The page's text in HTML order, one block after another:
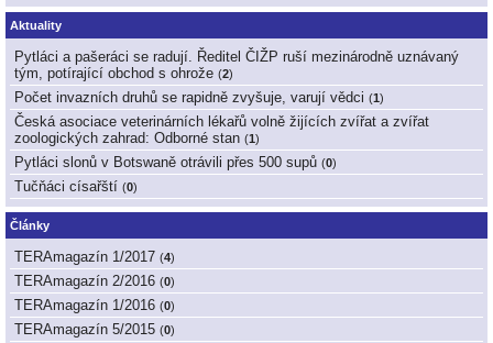
Aktuality
Pytláci a pašeráci se radují. Ředitel ČIŽP ruší mezinárodně uznávaný
tým, potírající obchod s ohrože (2)
Počet invazních druhů se rapidně zvyšuje, varují vědci (1 )
Česká asociace veterinárních lékařů volně žijících zvířat a zvířat
zoologických zahrad: Odborné stan (1 )
Pytláci slonů v Botswaně otrávili přes 500 supů (0)
Tučňáci císařští (0)
Články
TERAmagazín 1/2017 (4)
TERAmagazín 2/2016 (0)
TERAmagazín 1/2016 (0)
TERAmagazín 5/2015 (0)